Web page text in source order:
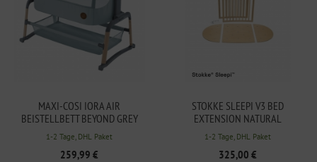
MAXI-COSI IORA AIR
BEISTELLBETT BEYOND GREY
1-2 Tage, DHL Paket
259,99 €
STOKKE SLEEPI V3 BED
EXTENSION NATURAL
1-2 Tage, DHL Paket
325,00 €